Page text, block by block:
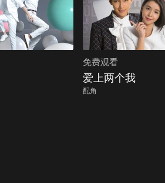
免费观看
爱上两个我
配角